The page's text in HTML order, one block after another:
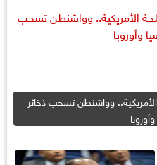
وواشنطن تسحب ذخائر